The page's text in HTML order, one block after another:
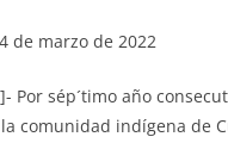
de marzo de 2022
Por sép´timo año
comunidad indígena de